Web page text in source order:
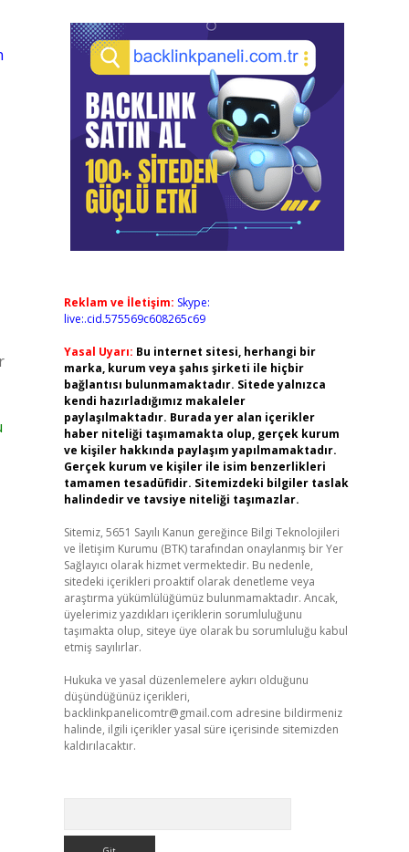
Reklam ve İletişim: Skype:
live:.cid.575569c608265c69
Yasal Uyarı: Bu internet sitesi, herhangi bir
marka, kurum veya şahıs şirketi ile hiçbir
bağlantısı bulunmamaktadır. Sitede yalnızca
kendi hazırladığımız makaleler
paylaşılmaktadır. Burada yer alan içerikler
haber niteliği taşımamakta olup, gerçek kurum
ve kişiler hakkında paylaşım yapılmamaktadır.
Gerçek kurum ve kişiler ile isim benzerlikleri
tamamen tesadüfidir. Sitemizdeki bilgiler taslak
halindedir ve tavsiye niteliği taşımazlar.
Sitemiz, 5651 Sayılı Kanun gereğince Bilgi Teknolojileri
ve İletişim Kurumu (BTK) tarafından onaylanmış bir Yer
Sağlayıcı olarak hizmet vermektedir. Bu nedenle,
sitedeki içerikleri proaktif olarak denetleme veya
araştırma yükümlülüğümüz bulunmamaktadır. Ancak,
üyelerimiz yazdıkları içeriklerin sorumluluğunu
taşımakta olup, siteye üye olarak bu sorumluluğu kabul
etmiş sayılırlar.
Hukuka ve yasal düzenlemelere aykırı olduğunu
düşündüğünüz içerikleri,
backlinkpanelicomtr@gmail.com adresine bildirmeniz
halinde, ilgili içerikler yasal süre içerisinde sitemizden
kaldırılacaktır.